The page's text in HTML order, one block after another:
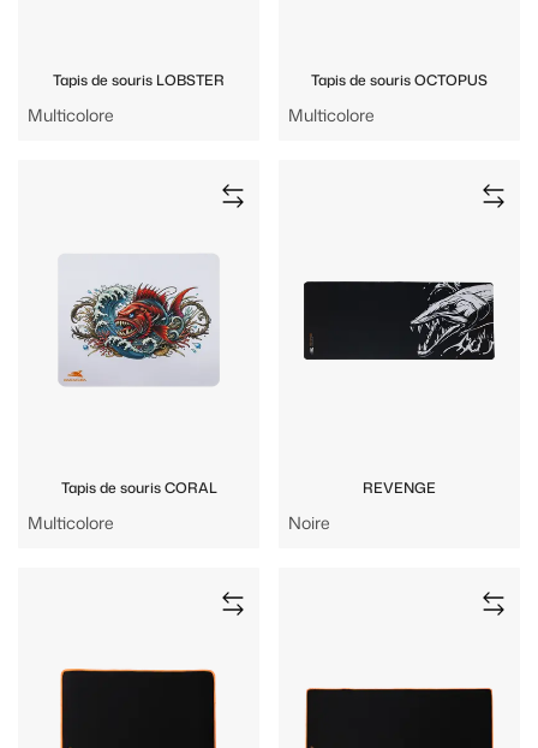
Tapis de souris LOBSTER
Multicolore
Tapis de souris OCTOPUS
Multicolore
Tapis de souris CORAL
Multicolore
REVENGE
Noire